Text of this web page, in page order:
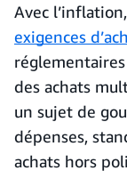
Avec
exigences
des achats
un sujet de
dépenses,
achats hors